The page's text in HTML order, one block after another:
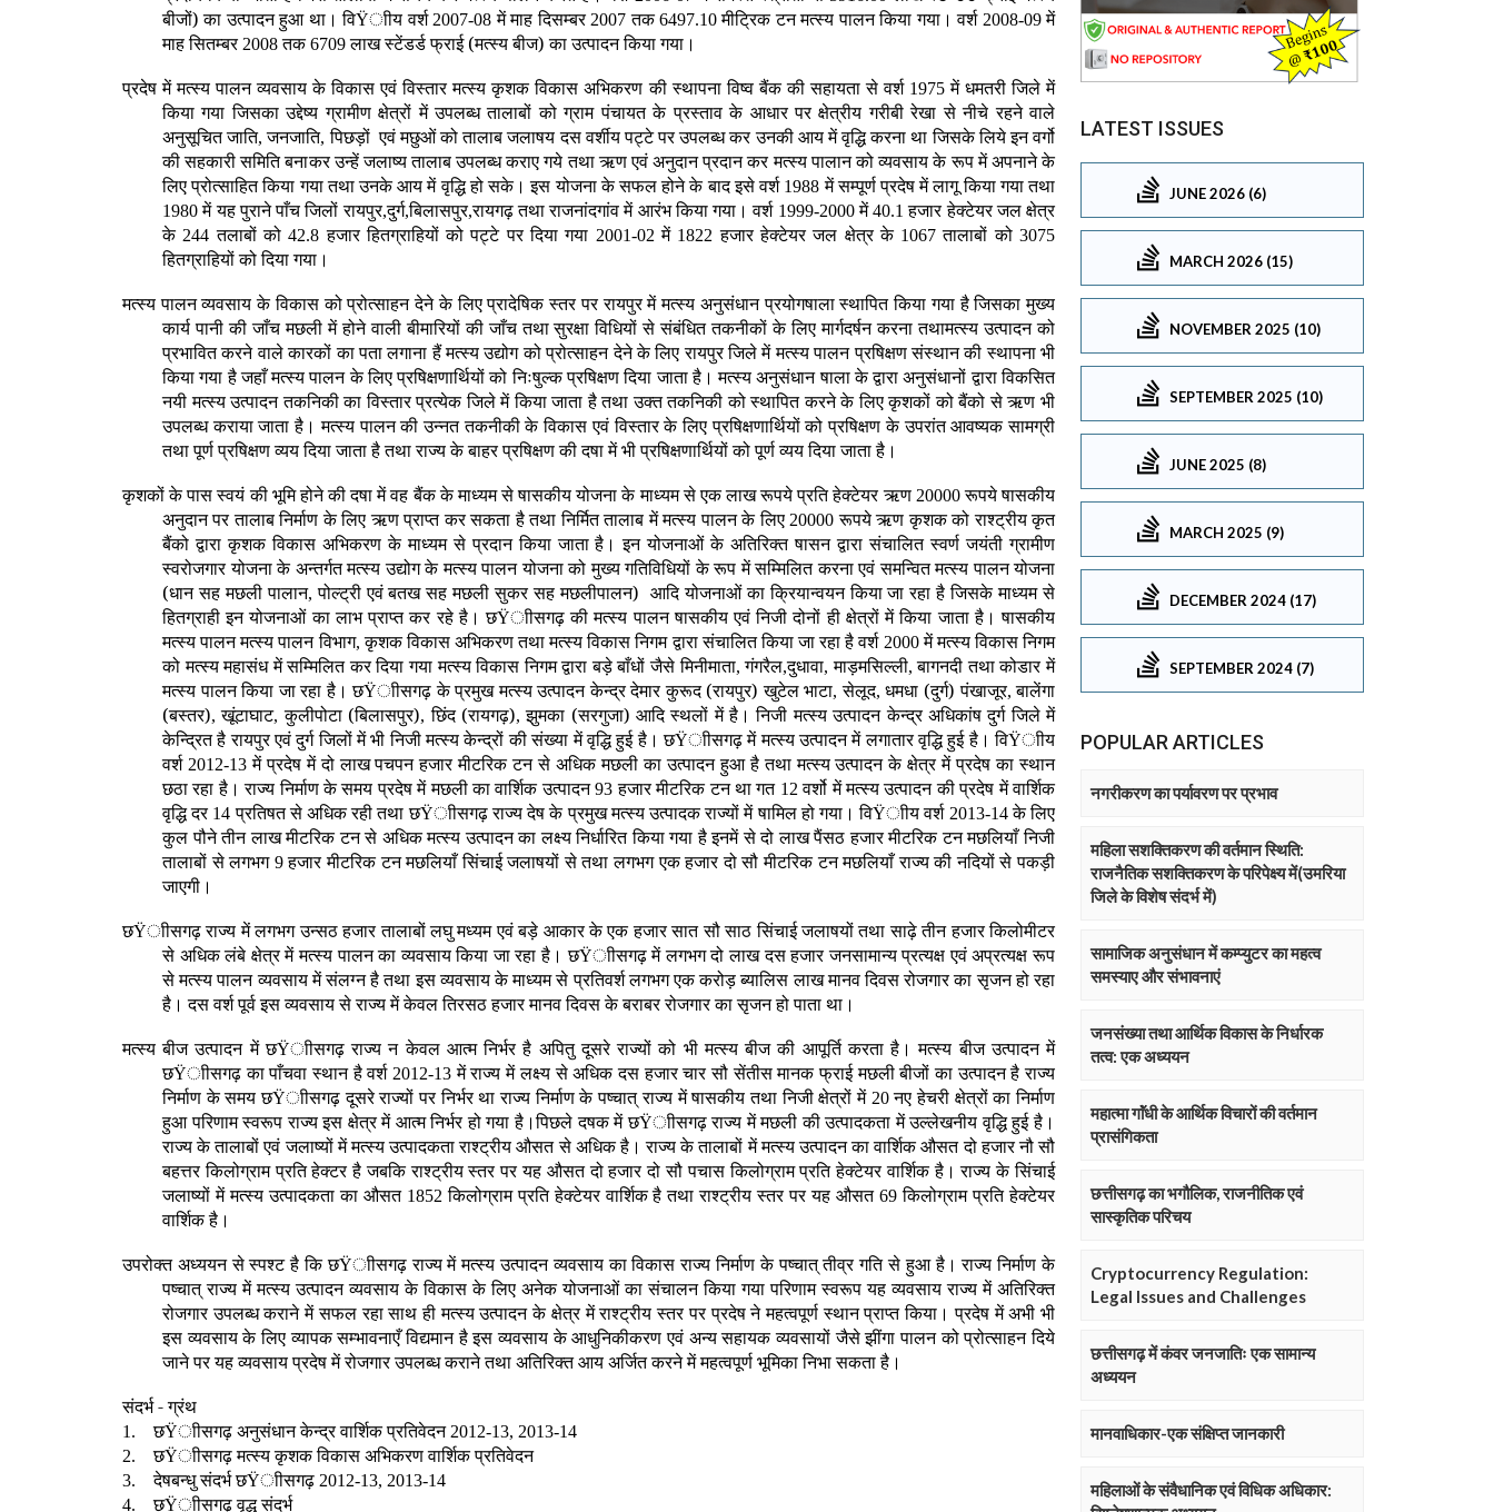
LATEST ISSUES
JUNE 2026 (6)
MARCH 2026 (15)
NOVEMBER 2025 (10)
SEPTEMBER 2025 (10)
JUNE 2025 (8)
MARCH 2025 (9)
DECEMBER 2024 (17)
SEPTEMBER 2024 (7)
POPULAR ARTICLES
नगरीकरण का पर्यावरण पर प्रभाव
महिला सशक्तिकरण की वर्तमान स्थिति:
राजनैतिक सशक्तिकरण के परिपेक्ष्य में(उमरिया
जिले के विशेष संदर्भ में)
सामाजिक अनुसंधान में कम्प्युटर का महत्व
समस्याए और संभावनाएं
जनसंख्या तथा आर्थिक विकास के निर्धारक
तत्व: एक अध्ययन
महात्मा गाॅंधी के आर्थिक विचारों की वर्तमान
प्रासंगिकता
छत्तीसगढ़ का भगौलिक, राजनीतिक एवं
सास्कृतिक परिचय
Cryptocurrency Regulation:
Legal Issues and Challenges
छत्तीसगढ़ में कंवर जनजातिः एक सामान्य
अध्ययन
मानवाधिकार-एक संक्षिप्त जानकारी
महिलाओं के संवैधानिक एवं विधिक अधिकार: